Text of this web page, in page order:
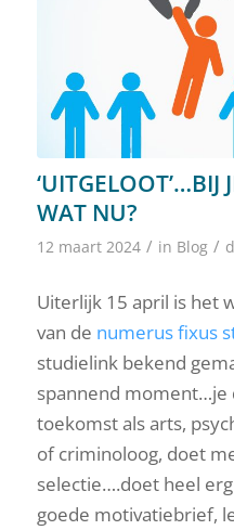
‘UITGELOOT’…BIJ
WAT NU?
12 maart 2024 / in Blog /
Uiterlijk 15 april is het
van de numerus fixus
studielink bekend
spannend moment…je
toekomst als arts,
of criminoloog, doet
selectie….doet heel
goede motivatiebrief,